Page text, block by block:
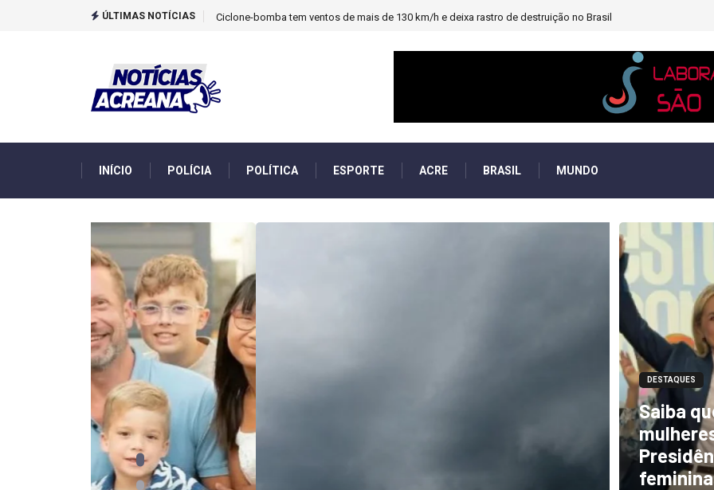
ÚLTIMAS NOTÍCIAS TCU identificou desvios de dinheiro e PF investigará emendas Pix
INÍCIO POLÍCIA POLÍTICA ESPORTE ACRE BRASIL MUNDO
DESTAQUES
Saiba